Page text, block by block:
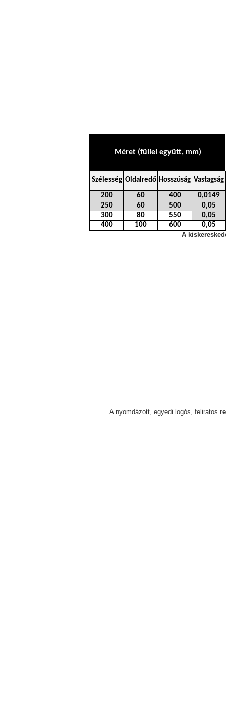
Méret (füllel együtt, mm)
Szélesség Oldalredő Hosszúság Vastagság
200 60 400
0,0149
250
60 500
0,05
300
80 550
0,05
400
100 600
0,05
A
A nyomdázott, egyedi logós, feliratos